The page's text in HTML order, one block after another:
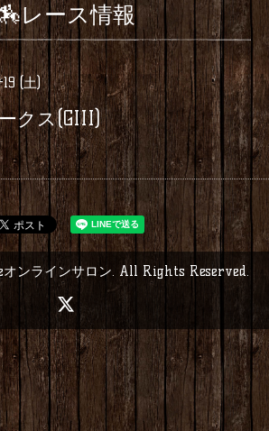
🏇レース情報
(土)
クス(GIII)
ンラインサロン . All Rights Reserved.